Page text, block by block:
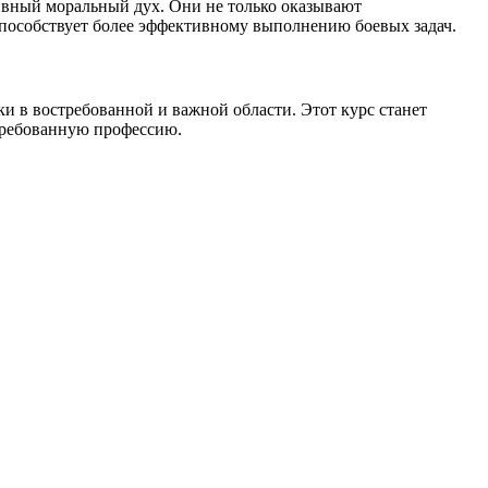
моральный дух. Они не только оказывают
более эффективному выполнению боевых задач.
в востребованной и важной области. Этот курс станет
профессию.